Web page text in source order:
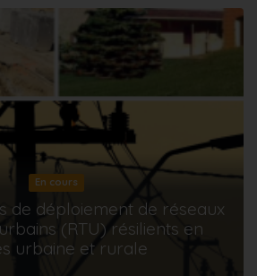
En cours
de déploiement de réseaux
(RTU) résilients en
urbaine et rurale